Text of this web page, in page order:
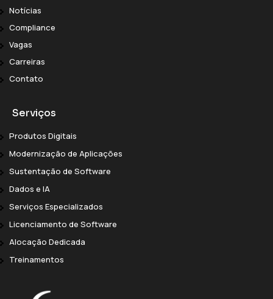
Notícias
Compliance
Vagas
Carreiras
Contato
Serviços
Produtos Digitais
Modernização de Aplicações
Sustentação de Software
Dados e IA
Serviços Especializados
Licenciamento de Software
Alocação Dedicada
Treinamentos